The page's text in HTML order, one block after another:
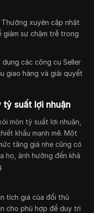
Thường xuyên cập nhật
giảm sự chậm trễ trong
dụng các công cụ Seller
giao hàng và giải quyết
tỷ suất lợi nhuận
mòn tỷ suất lợi nhuận,
khấu mạnh mẽ. Một
tăng giá nhẹ cũng có
họ, ảnh hưởng đến khả
tích giá của đối thủ
cho phù hợp để duy trì